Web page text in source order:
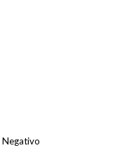
Negativo